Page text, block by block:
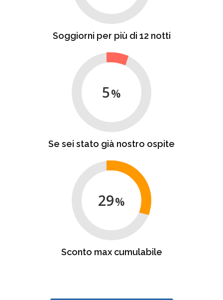
Soggiorni per più di 12 notti
5
Se sei stato già nostro ospite
29
Sconto max cumulabile